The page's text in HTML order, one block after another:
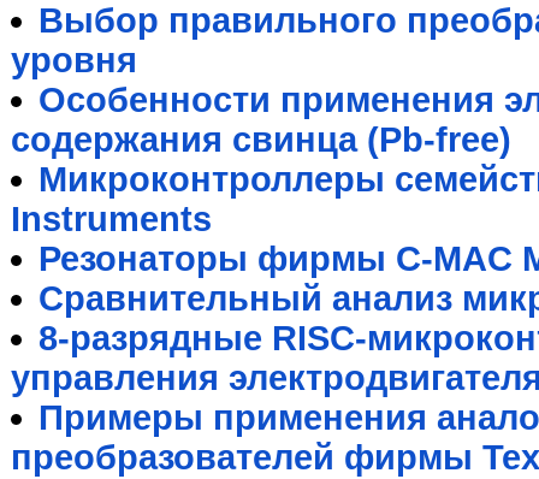
Выбор правильного
уровня
Особенности применения
содержания свинца (Pb-free)
Микроконтроллеры
Instruments
Резонаторы фирмы C-MAC
Сравнительный анализ
8-разрядные RISC-
управления
Примеры применения
преобразователей фирмы